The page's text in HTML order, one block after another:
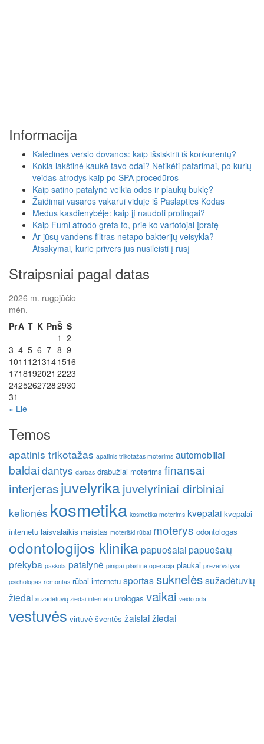
Informacija
Kalėdinės verslo dovanos: kaip išsiskirti iš konkurentų?
Kokia lakštinė kaukė tavo odai? Netikėti patarimai, po kurių
veidas atrodys kaip po SPA procedūros
Kaip satino patalynė veikia odos ir plaukų būklę?
Žaidimai vasaros vakarui viduje iš Paslapties Kodas
Medus kasdienybėje: kaip jį naudoti protingai?
Kaip Fumi atrodo greta to, prie ko vartotojai įpratę
Ar jūsų vandens filtras netapo bakterijų veisykla?
Atsakymai, kurie privers jus nusileisti į rūsį
Straipsniai pagal datas
2026 m. rugpjūčio
mėn.
PrA T K PnŠ S
1 2
3 4 5 6 7 8 9
1011 1213141516
1718192021 2223
24252627282930
31
« Lie
Temos
apatinis trikotažas apatinis trikotažas moterims automobiliai
baldai dantys darbas drabužiai moterims finansai
interjerasjuvelyrika juvelyriniai dirbiniai
kelionės kosmetika kosmetika moterims kvepalai kvepalai
internetu laisvalaikis maistas moteriški rūbai moterys odontologas
odontologijos klinika papuošalaipapuošalų
prekyba paskola patalynė pinigai plastinė operacija plaukai prezervatyvai
psichologas remontas rūbai internetu sportassuknelėssužadėtuvių
žiedai sužadėtuvių žiedai internetu urologas vaikai veido oda
vestuvės virtuvė šventės žaislaižiedai